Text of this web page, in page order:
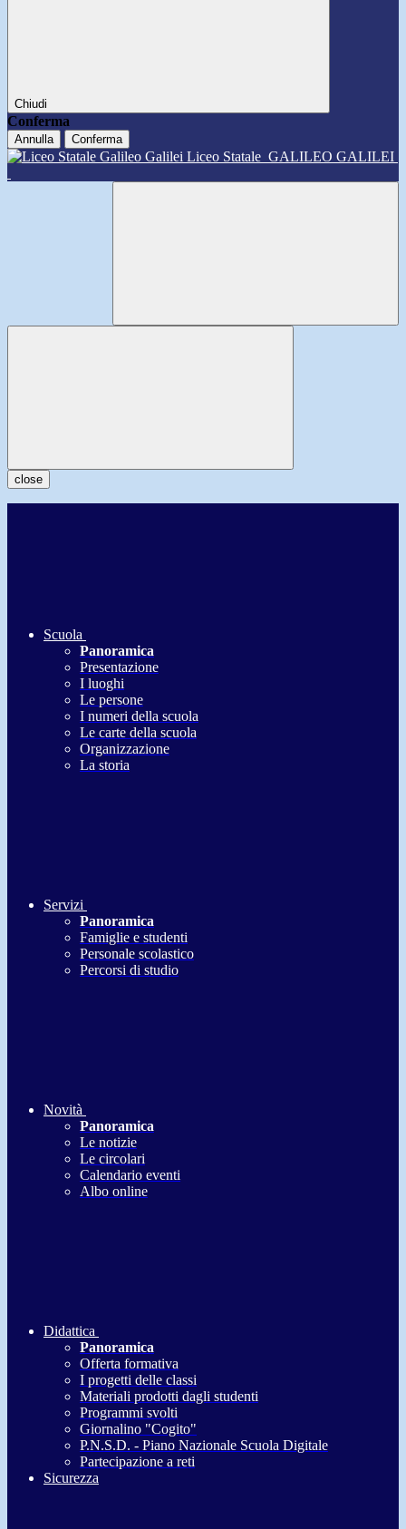
Chiudi
Conferma
Annulla Conferma
Liceo Statale GALILEO GALILEI
close
Scuola
Panoramica
Presentazione
I luoghi
Le persone
I numeri della scuola
Le carte della scuola
Organizzazione
La storia
Servizi
Panoramica
Famiglie e studenti
Personale scolastico
Percorsi di studio
Novità
Panoramica
Le notizie
Le circolari
Calendario eventi
Albo online
Didattica
Panoramica
Offerta formativa
I progetti delle classi
Materiali prodotti dagli studenti
Programmi svolti
Giornalino "Cogito"
P.N.S.D. - Piano Nazionale Scuola Digitale
Partecipazione a reti
Sicurezza